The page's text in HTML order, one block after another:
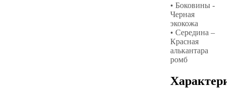
• Боковины -
Черная
экокожа
• Середина –
Красная
алькантара
ромб